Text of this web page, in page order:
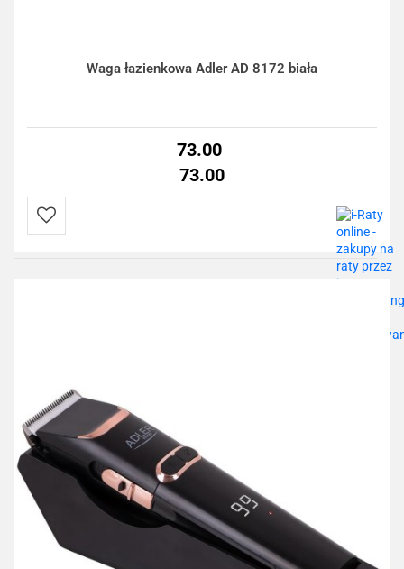
Waga łazienkowa Adler AD 8172 biała
73.00
73.00
Do